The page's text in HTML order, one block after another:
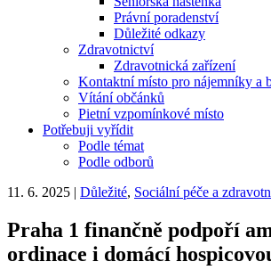
Právní poradenství
Důležité odkazy
Zdravotnictví
Zdravotnická zařízení
Kontaktní místo pro nájemníky a
Vítání občánků
Pietní vzpomínkové místo
Potřebuji vyřídit
Podle témat
Podle odborů
11. 6. 2025 | Důležité, Sociální péče a
Praha 1 finančně podpoří
ordinace i domácí